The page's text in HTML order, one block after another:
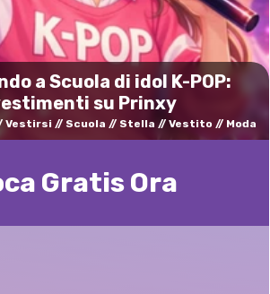
a Scuola di idol K-POP:
su Prinxy
Vestirsi Scuola Stella Vestito Moda
Gratis Ora